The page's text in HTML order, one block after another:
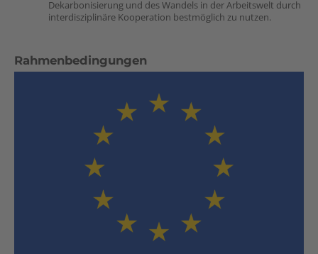
Dekarbonisierung und des Wandels in der Arbeitswelt durch
interdisziplinäre Kooperation bestmöglich zu nutzen.
Rahmenbedingungen